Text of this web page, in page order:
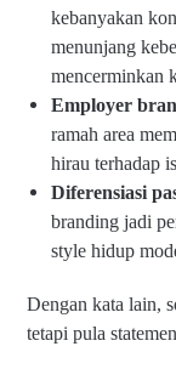
kebanyakan
menunjang
mencerminkan
Employer
ramah area
hirau terhadap
Diferensiasi
branding jadi
style hidup
Dengan kata lain,
tetapi pula